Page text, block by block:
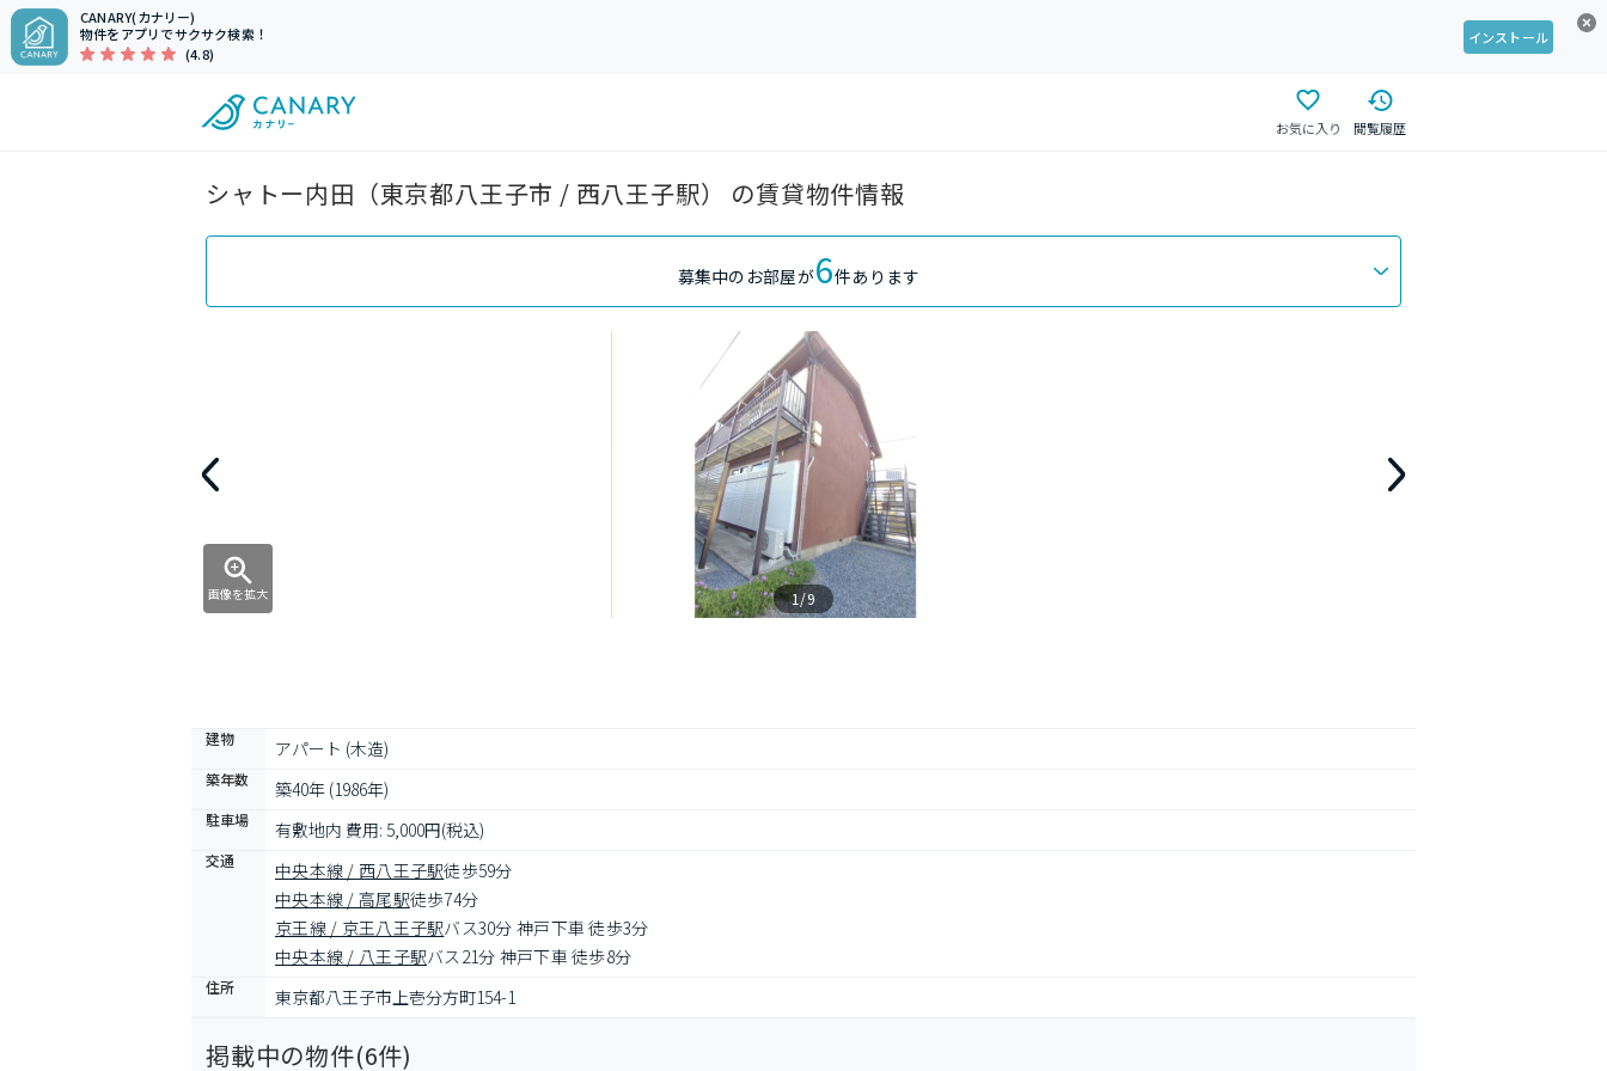
CANARY(カナリー)
物件をアプリでサクサク検索！
(4.8)
インストール
お気に入り 閲覧履歴
シャトー内田（東京都八王子市 / 西八王子駅） の賃貸物件情報
募集中のお部屋が6件あります
画像を拡大 1/9
建物 アパート (木造)
築年数 築40年 (1986年)
駐車場 有敷地内 費用: 5,000円(税込)
交通 中央本線 / 西八王子駅徒歩59分
中央本線 / 高尾駅徒歩74分
京王線 / 京王八王子駅バス30分 神戸下車 徒歩3分
中央本線 / 八王子駅バス21分 神戸下車 徒歩8分
住所 東京都八王子市上壱分方町154-1
掲載中の物件(6件)